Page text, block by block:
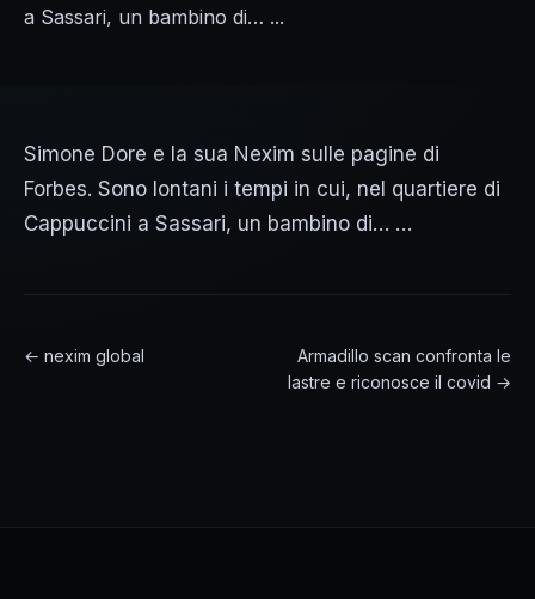
a Sassari, un bambino di… ...
Simone Dore e la sua Nexim sulle pagine di
Forbes. Sono lontani i tempi in cui, nel quartiere di
Cappuccini a Sassari, un bambino di… …
← nexim global
Armadillo scan confronta le
lastre e riconosce il covid →